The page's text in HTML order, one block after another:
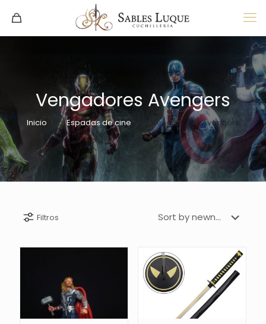
Vengadores Avengers
Inicio Espadas de cine Vengadores Avengers
Filtros